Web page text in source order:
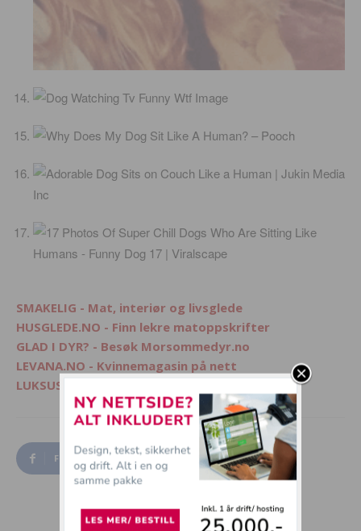
SMAKELIG - Mat, interiør og livsglede
HUSGLEDE.NO - Finn lekre matoppskrifter
GLAD I DYR? - Besøk Morsommedyr.no
LEVANA.NO - Kvinnemagasin på nett
LUKSUSFERIE.NO - Ferie på sitt beste
Facebook Twitter